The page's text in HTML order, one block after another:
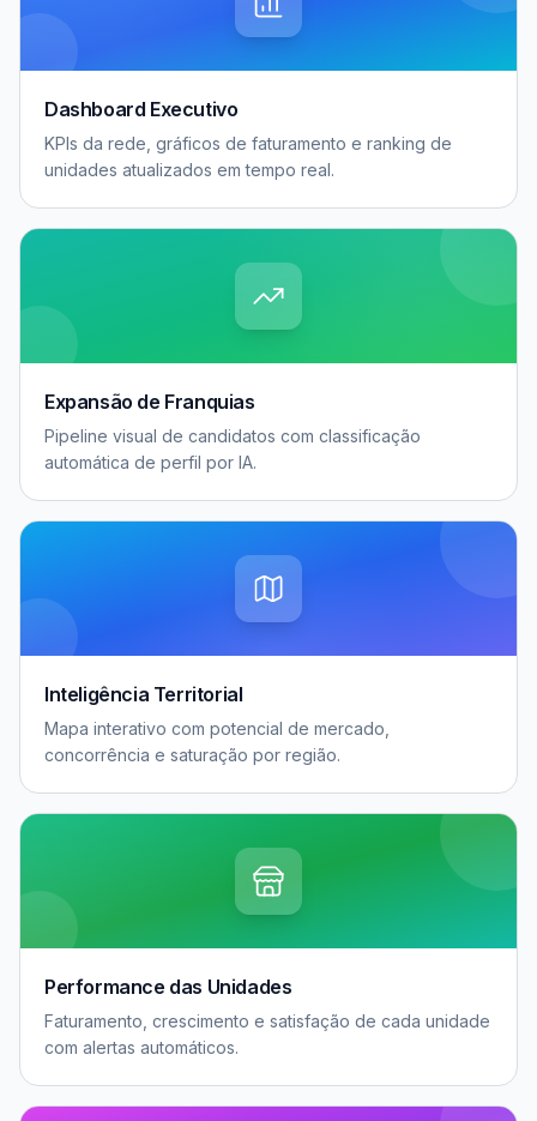
Dashboard Executivo
KPIs da rede, gráficos de faturamento e ranking de
unidades atualizados em tempo real.
Expansão de Franquias
Pipeline visual de candidatos com classificação
automática de perfil por IA.
Inteligência Territorial
Mapa interativo com potencial de mercado,
concorrência e saturação por região.
Performance das Unidades
Faturamento, crescimento e satisfação de cada unidade
com alertas automáticos.